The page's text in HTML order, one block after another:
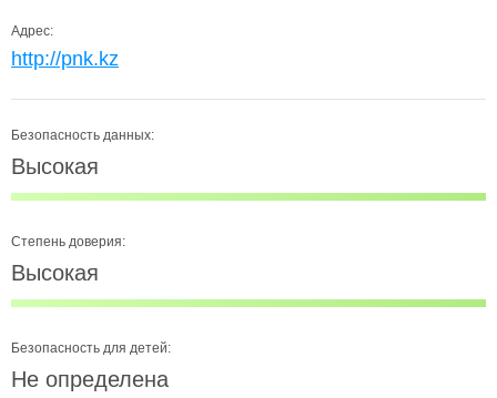
Адрес:
http://pnk.kz
Безопасность данных:
Высокая
Степень доверия:
Высокая
Безопасность для детей:
Не определена